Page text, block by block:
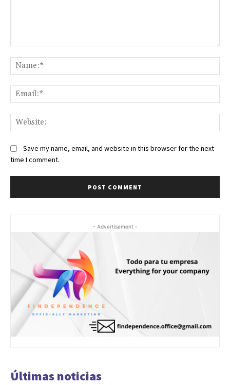
Save my name, email, and website in this browser for the next
time I comment.
- Advertisement -
Últimas noticias